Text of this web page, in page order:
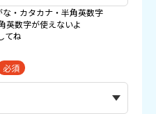
・カタカナ・半角英数字
英数字が使えないよ
てね
必須